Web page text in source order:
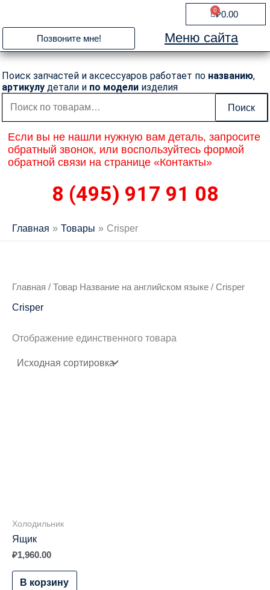
содержимому
₽0.00
0
Cart
Позвоните мне! Меню сайта
Поиск запчастей и аксессуаров работает по названию,
артикулу детали и по модели изделия
Искать:
Поиск
Если вы не нашли нужную вам деталь, запросите
обратный звонок, или воспользуйтесь формой
обратной связи на странице «Контакты»
8 (495) 917 91 08
Главная Товары Crisper
Главная / Товар Название на английском языке / Crisper
Crisper
Отображение единственного товара
Холодильник
Ящик
₽1,960.00
В корзину